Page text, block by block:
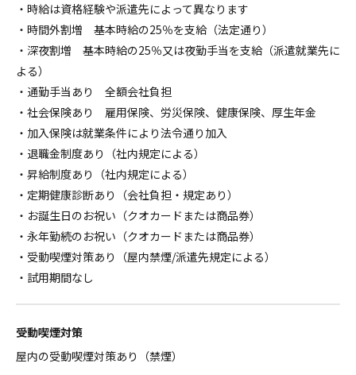
・時給は資格経験や派遣先によって異なります
・時間外割増 基本時給の25％を支給（法定通り）
・深夜割増 基本時給の25％又は夜勤手当を支給（派遣就業先に
よる）
・通勤手当あり 全額会社負担
・社会保険あり 雇用保険、労災保険、健康保険、厚生年金
・加入保険は就業条件により法令通り加入
・退職金制度あり（社内規定による）
・昇給制度あり（社内規定による）
・定期健康診断あり（会社負担・規定あり）
・お誕生日のお祝い（クオカードまたは商品券）
・永年勤続のお祝い（クオカードまたは商品券）
・受動喫煙対策あり（屋内禁煙/派遣先規定による）
・試用期間なし
受動喫煙対策
屋内の受動喫煙対策あり（禁煙）